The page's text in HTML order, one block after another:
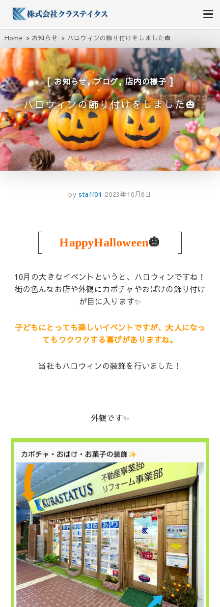
株式会社クラステイタス
地域のコミュニティーを大切にする企業
Home お知らせ ハロウィンの飾り付けをしました🎃
お知らせ,ブログ,店内の様子
ハロウィンの飾り付けをしました🎃
by staff01 2023年10月8日
HappyHalloween🎃
10月の大きなイベントというと、ハロウィンですね！
街の色んなお店や外観にカボチャやおばけの飾り付け
が目に入ります✨
子どもにとっても楽しいイベントですが、大人になっ
てもワクワクする喜びがありますね。
当社もハロウィンの装飾を行いました！
外観です✨